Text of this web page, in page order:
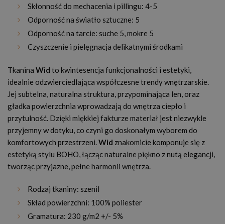
Skłonność do mechacenia i pillingu: 4-5
Odporność na światło sztuczne: 5
Odporność na tarcie: suche 5, mokre 5
Czyszczenie i pielęgnacja delikatnymi środkami
Tkanina Wid to kwintesencja funkcjonalności i estetyki,
idealnie odzwierciedlająca współczesne trendy wnętrzarskie.
Jej subtelna, naturalna struktura, przypominająca len, oraz
gładka powierzchnia wprowadzają do wnętrza ciepło i
przytulność. Dzięki miękkiej fakturze materiał jest niezwykle
przyjemny w dotyku, co czyni go doskonałym wyborem do
komfortowych przestrzeni.Wid znakomicie komponuje się z
estetyką stylu BOHO, łącząc naturalne piękno z nutą elegancji,
tworząc przyjazne, pełne harmonii wnętrza.
Rodzaj tkaniny: szenil
Skład powierzchni: 100% poliester
Gramatura: 230 g/m2 +/- 5%